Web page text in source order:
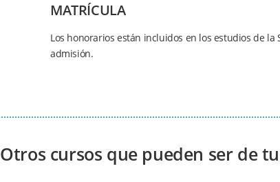
MATRÍCULA
Los honorarios están incluidos en los estudios de la
admisión.
Otros cursos que pueden ser de